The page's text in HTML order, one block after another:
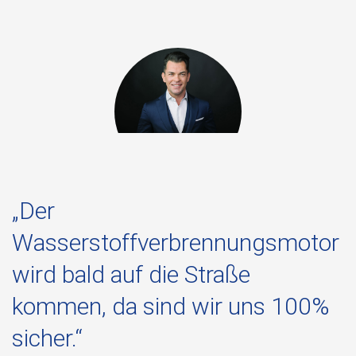
„Der
Wasserstoffverbrennungsmotor
wird bald auf die Straße
kommen, da sind wir uns 100%
sicher.“